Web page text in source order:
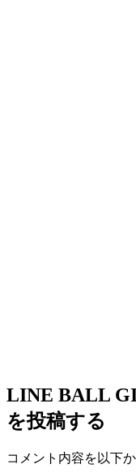
LINE BALL
を投稿する
コメント内容を以下